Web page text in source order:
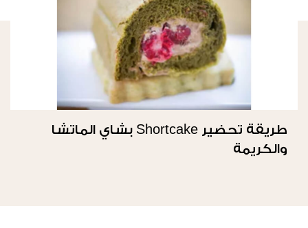
طريقة تحضير Shortcake بشاي الماتشا
والكريمة